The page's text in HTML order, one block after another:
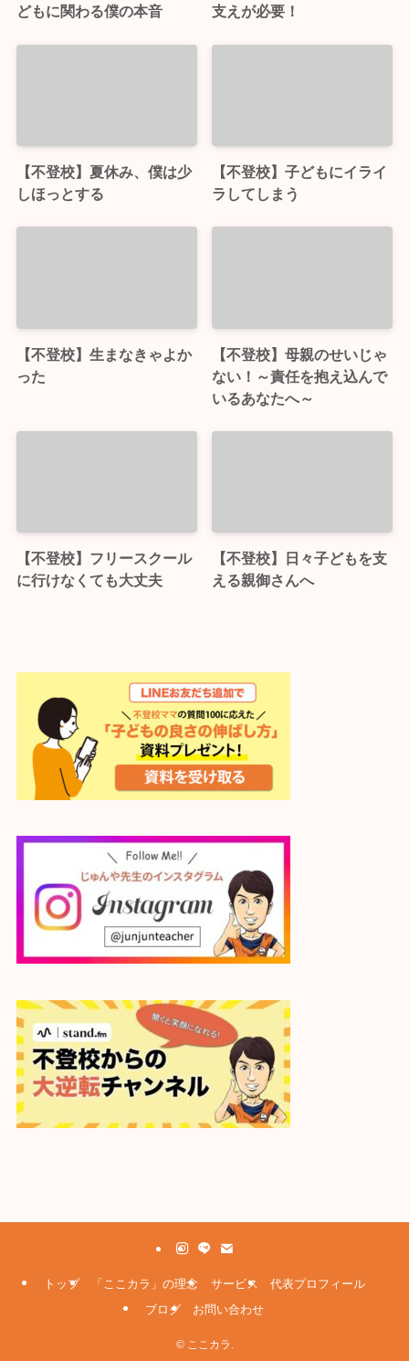
どもに関わる僕の本音
支えが必要！
【不登校】夏休み、僕は少
しほっとする
【不登校】子どもにイライ
ラしてしまう
【不登校】生まなきゃよか
った
【不登校】母親のせいじゃ
ない！～責任を抱え込んで
いるあなたへ～
【不登校】フリースクール
に行けなくても大丈夫
【不登校】日々子どもを支
える親御さんへ
トップ 「ここカラ」の理念 サービス
代表プロフィール
ブログ
お問い合わせ
©ここカラ.